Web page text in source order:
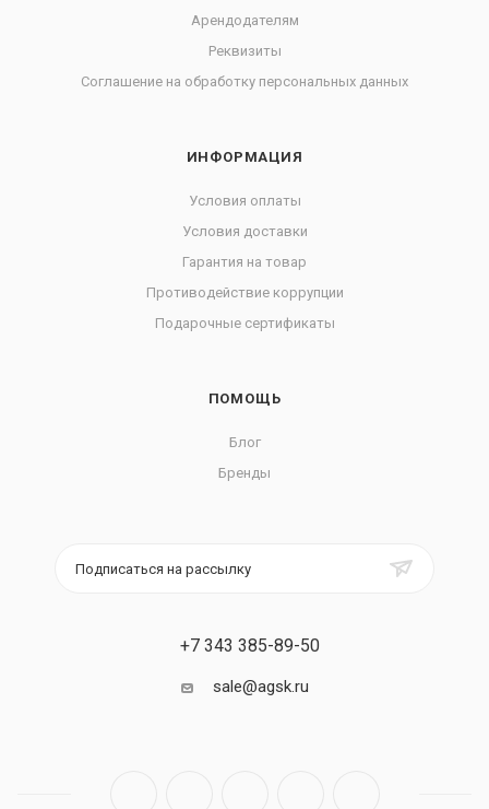
Арендодателям
Реквизиты
Соглашение на обработку персональных данных
ИНФОРМАЦИЯ
Условия оплаты
Условия доставки
Гарантия на товар
Противодействие коррупции
Подарочные сертификаты
ПОМОЩЬ
Блог
Бренды
Подписаться на рассылку
+7 343 385-89-50
sale@agsk.ru